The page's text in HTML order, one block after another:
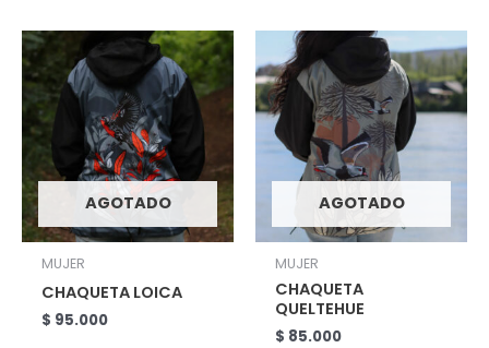
AGOTADO
MUJER
CHAQUETA LOICA
$ 95.000
AGOTADO
MUJER
CHAQUETA
QUELTEHUE
$ 85.000